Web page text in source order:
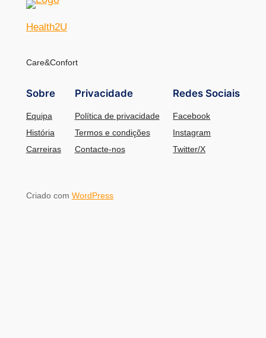
Health2U
Care&Confort
Sobre
Equipa
História
Carreiras
Privacidade
Política de privacidade
Termos e condições
Contacte-nos
Redes Sociais
Facebook
Instagram
Twitter/X
Criado com WordPress